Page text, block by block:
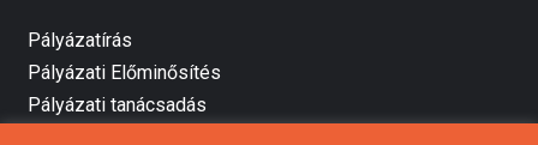
Pályázatírás
Pályázati Előminősítés
Pályázati tanácsadás